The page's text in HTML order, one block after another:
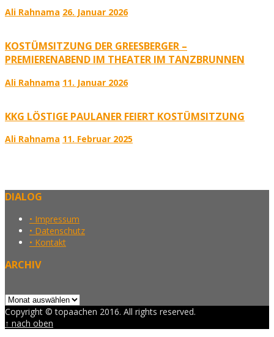
Ali Rahnama 26. Januar 2026
KOSTÜMSITZUNG DER GREESBERGER –
PREMIERENABEND IM THEATER IM TANZBRUNNEN
Ali Rahnama 11. Januar 2026
KKG LÖSTIGE PAULANER FEIERT KOSTÜMSITZUNG
Ali Rahnama 11. Februar 2025
DIALOG
• Impressum
• Datenschutz
• Kontakt
ARCHIV
Copyright © topaachen 2016. All rights reserved.
↑ nach oben